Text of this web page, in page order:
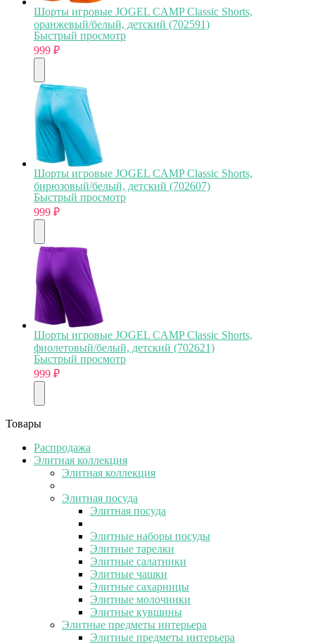
Шорты игровые JOGEL CAMP Classic Shorts,
оранжевый/белый, детский (702591)
Быстрый просмотр
999 ₽
Шорты игровые JOGEL CAMP Classic Shorts,
бирюзовый/белый, детский (702607)
Быстрый просмотр
999 ₽
Шорты игровые JOGEL CAMP Classic Shorts,
фиолетовый/белый, детский (702621)
Быстрый просмотр
999 ₽
Товары
Распродажа
Элитная коллекция
Элитная коллекция
Элитная посуда
Элитная посуда
Элитные наборы посуды
Элитные тарелки
Элитные салатники
Элитные чашки
Элитные сахарницы
Элитные молочники
Элитные кувшины
Элитные предметы интерьера
Элитные предметы интерьера